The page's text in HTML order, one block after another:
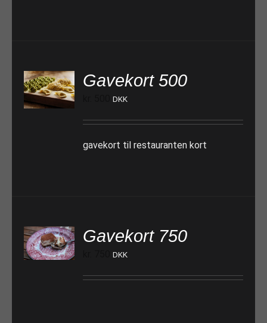
Gavekort 500
DKK
gavekort til restauranten kort
Gavekort 750
DKK